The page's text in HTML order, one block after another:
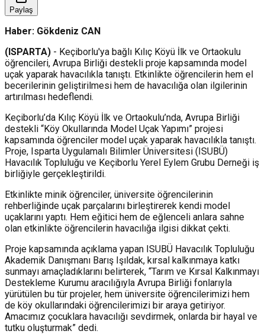
Paylaş
Haber: Gökdeniz CAN
(ISPARTA) - Keçiborlu'ya bağlı Kılıç Köyü İlk ve Ortaokulu
öğrencileri, Avrupa Birliği destekli proje kapsamında model
uçak yaparak havacılıkla tanıştı. Etkinlikte öğrencilerin hem el
becerilerinin geliştirilmesi hem de havacılığa olan ilgilerinin
artırılması hedeflendi.
Keçiborlu’da Kılıç Köyü İlk ve Ortaokulu’nda, Avrupa Birliği
destekli “Köy Okullarında Model Uçak Yapımı” projesi
kapsamında öğrenciler model uçak yaparak havacılıkla tanıştı.
Proje, Isparta Uygulamalı Bilimler Üniversitesi (ISUBÜ)
Havacılık Topluluğu ve Keçiborlu Yerel Eylem Grubu Derneği iş
birliğiyle gerçekleştirildi.
Etkinlikte minik öğrenciler, üniversite öğrencilerinin
rehberliğinde uçak parçalarını birleştirerek kendi model
uçaklarını yaptı. Hem eğitici hem de eğlenceli anlara sahne
olan etkinlikte öğrencilerin havacılığa ilgisi dikkat çekti.
Proje kapsamında açıklama yapan ISUBÜ Havacılık Topluluğu
Akademik Danışmanı Barış Işıldak, kırsal kalkınmaya katkı
sunmayı amaçladıklarını belirterek, “Tarım ve Kırsal Kalkınmayı
Destekleme Kurumu aracılığıyla Avrupa Birliği fonlarıyla
yürütülen bu tür projeler, hem üniversite öğrencilerimizi hem
de köy okullarındaki öğrencilerimizi bir araya getiriyor.
Amacımız çocuklara havacılığı sevdirmek, onlarda bir hayal ve
tutku oluşturmak” dedi.